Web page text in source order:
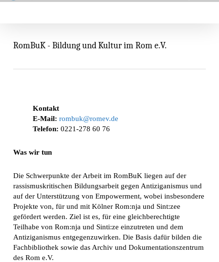
Skip
RomBuK - Bildung und Kultur im Rom e.V.
Kontakt
E-Mail: rombuk@romev.de
Telefon: 0221-278 60 76
Was wir tun
Die Schwerpunkte der Arbeit im RomBuK liegen auf der
rassismuskritischen Bildungsarbeit gegen Antiziganismus und
auf der Unterstützung von Empowerment, wobei insbesondere
Projekte von, für und mit Kölner Rom:nja und Sint:zee
gefördert werden. Ziel ist es, für eine gleichberechtigte
Teilhabe von Rom:nja und Sinti:ze einzutreten und dem
Antiziganismus entgegenzuwirken. Die Basis dafür bilden die
Fachbibliothek sowie das Archiv und Dokumentationszentrum
des Rom e.V.
Menu